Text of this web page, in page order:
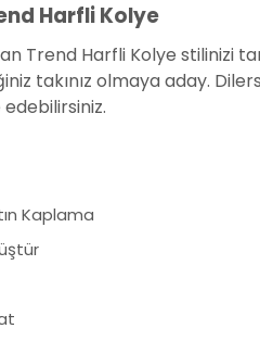
Harfli Kolye
Trend Harfli Kolye stilinizi
takınız olmaya aday.
Kaplama